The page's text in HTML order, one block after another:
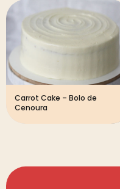
Carrot Cake – Bolo de
Cenoura